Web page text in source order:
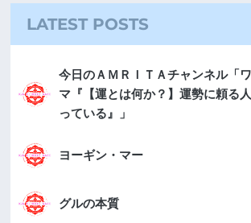
LATEST POSTS
今日のＡＭＲＩＴＡチャンネル「
マ『【運とは何か？】運勢に頼る
っている』」
ヨーギン・マー
グルの本質